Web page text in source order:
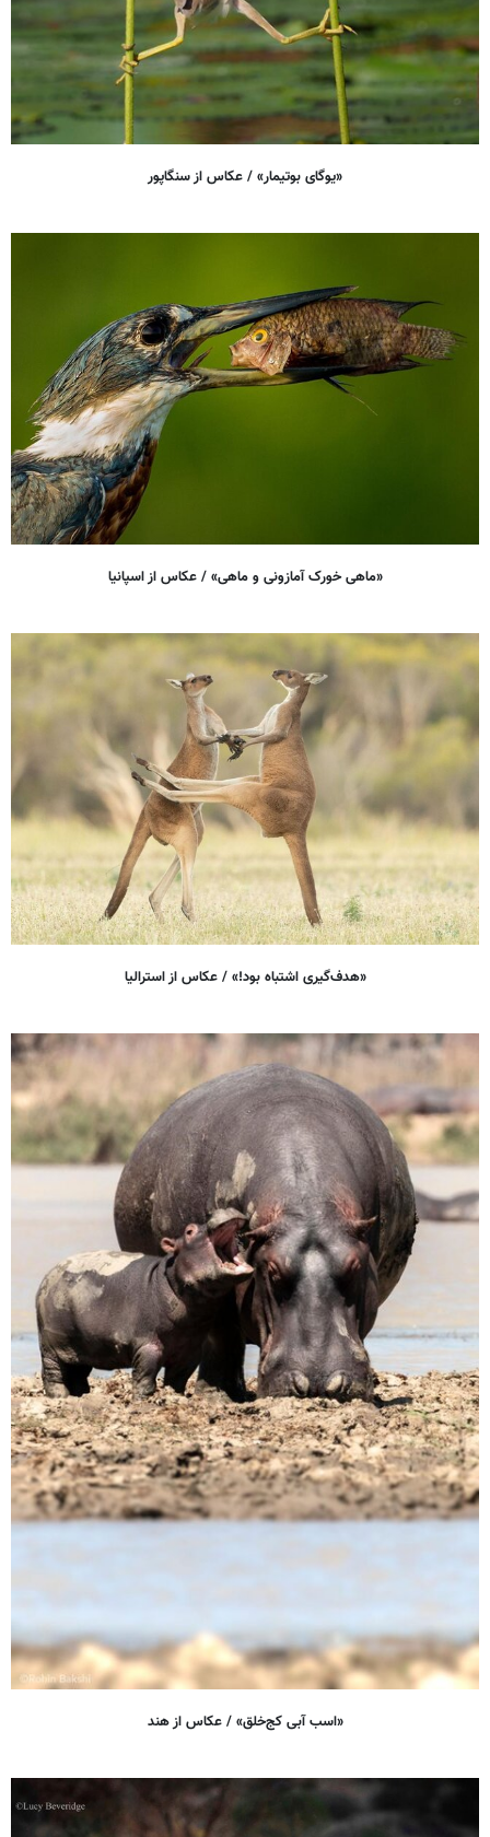
«یوگای بوتیمار» / عکاس از سنگاپور
«ماهی خورک آمازونی و ماهی» / عکاس از اسپانیا
«هدف‌گیری اشتباه بود!» / عکاس از استرالیا
«اسب آبی کج‌خلق» / عکاس از هند